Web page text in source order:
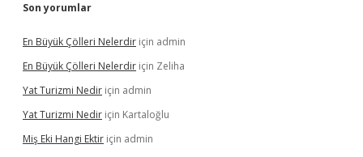
Son yorumlar
En Büyük Çölleri Nelerdir için admin
En Büyük Çölleri Nelerdir için Zeliha
Yat Turizmi Nedir için admin
Yat Turizmi Nedir için Kartaloğlu
Miş Eki Hangi Ektir için admin